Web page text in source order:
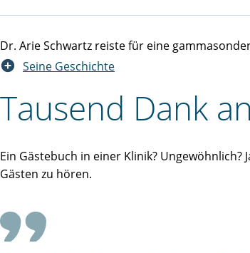
Dr. Arie Schwartz reiste für eine
Seine Geschichte
Tausend Dank
Ein Gästebuch in einer Klinik?
Gästen zu hören.